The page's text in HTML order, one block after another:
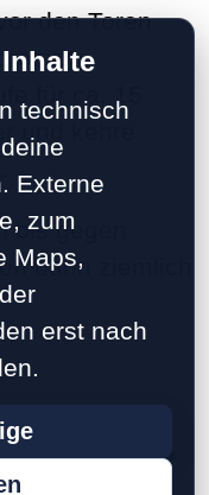
den Toren
für ca. 15
und kehre
bis gegen
dann ziemlich
5 10 15
20
technisch
Externe
zum
Maps,
erst nach